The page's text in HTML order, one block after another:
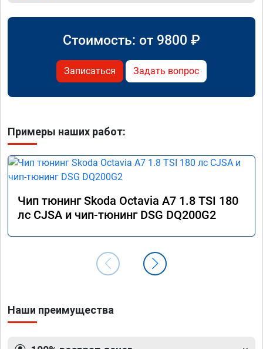
Стоимость: от 9800 ₽
Записаться Задать вопрос
Примеры наших работ:
Чип тюнинг Skoda Octavia A7 1.8 TSI 180
лс CJSA и чип-тюнинг DSG DQ200G2
Наши преимущества